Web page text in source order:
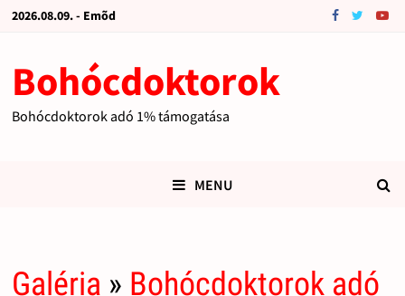
2026.08.09. - Emõd
Bohócdoktorok
Bohócdoktorok adó 1% támogatása
MENU
Galéria » Bohócdoktorok adó